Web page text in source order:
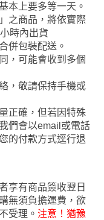
本上要多等一天。
之商品，將依實際
時內出貨
併包裝配送。
，可能會收到多個
，敬請保持手機或
正確，但若因特殊
們會以email或電話
的付款方式逕行退
享有商品簽收翌日
無須負擔運費，欲
受理。 注意！猶豫